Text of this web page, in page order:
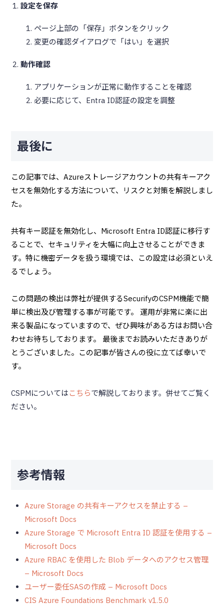
設定を保存
ページ上部の「保存」ボタンをクリック
変更の確認ダイアログで「はい」を選択
動作確認
アプリケーションが正常に動作することを確認
必要に応じて、Entra ID認証の設定を調整
最後に
この記事では、Azureストレージアカウントの共有キーアク
セスを無効化する方法について、リスクと対策を解説しまし
た。
共有キー認証を無効化し、Microsoft Entra ID認証に移行す
ることで、セキュリティを大幅に向上させることができま
す。特に機密データを扱う環境では、この設定は必須といえ
るでしょう。
この問題の検出は弊社が提供するSecurifyのCSPM機能で簡
単に検出及び管理する事が可能です。 運用が非常に楽に出
来る製品になっていますので、ぜひ興味がある方はお問い合
わせお待ちしております。 最後までお読みいただきありが
とうございました。この記事が皆さんの役に立てば幸いで
す。
CSPMについては こちらで解説しております。併せてご覧く
ださい。
参考情報
Azure Storage の共有キーアクセスを禁止する –
Microsoft Docs
Azure Storage で Microsoft Entra ID 認証を使用する –
Microsoft Docs
Azure RBAC を使用した Blob データへのアクセス管理
– Microsoft Docs
ユーザー委任SASの作成 – Microsoft Docs
CIS Azure Foundations Benchmark v1.5.0